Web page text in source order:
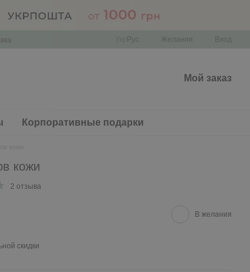
Рус Желания Вход
Мой заказ
Корпоративные подарки
кожи
2 отзыва
В желания
скидки